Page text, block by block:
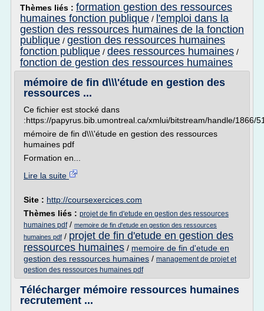
Thèmes liés : formation gestion des ressources
humaines fonction publique / l'emploi dans la
gestion des ressources humaines de la fonction
publique / gestion des ressources humaines
fonction publique / dees ressources humaines /
fonction de gestion des ressources humaines
mémoire de fin d\\\'étude en gestion des
ressources ...
Ce fichier est stocké dans
:https://papyrus.bib.umontreal.ca/xmlui/bitstream/handle/1866/
mémoire de fin d\\\'étude en gestion des ressources
humaines pdf
Formation en...
Lire la suite
Site : http://coursexercices.com
Thèmes liés : projet de fin d'etude en gestion des ressources
humaines pdf/ memoire de fin d'etude en gestion des ressources
humaines pdf / projet de fin d'etude en gestion des
ressources humaines / memoire de fin d'etude en
gestion des ressources humaines / management de projet et
gestion des ressources humaines pdf
Télécharger mémoire ressources humaines
recrutement ...